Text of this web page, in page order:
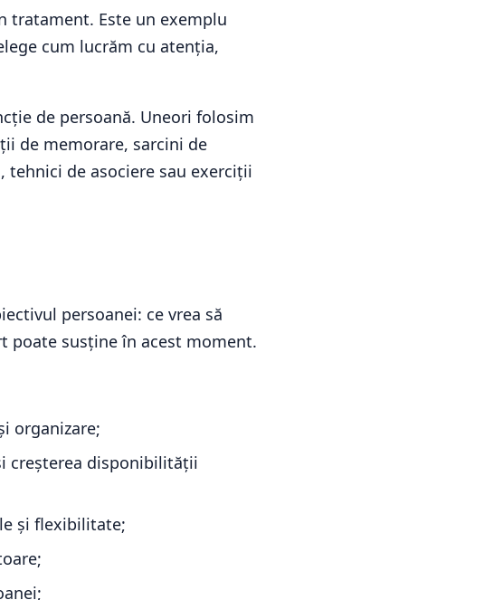
tratament. Este un exemplu
cum lucrăm cu atenția,
de persoană. Uneori folosim
de memorare, sarcini de
de asociere sau exerciții
persoanei: ce vrea să
poate susține în acest moment.
organizare;
creșterea disponibilității
și flexibilitate;